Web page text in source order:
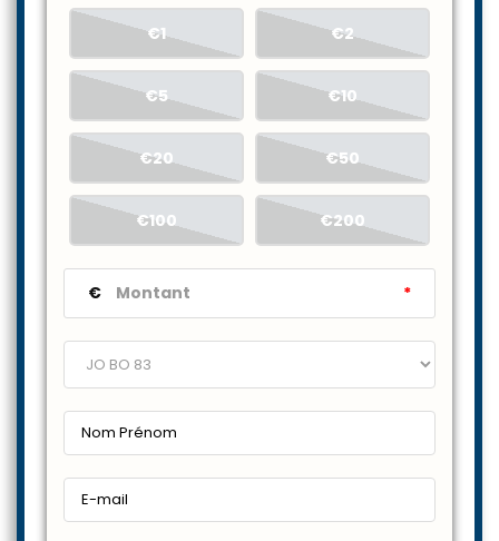
€1 €2
€5 €10
€20 €50
€100 €200
€ *